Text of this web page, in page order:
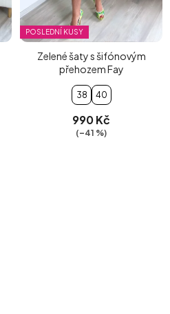
POSLEDNÍ KUSY
Zelené šaty s šifónovým
přehozem Fay
38 40
990 Kč
(–41 %)